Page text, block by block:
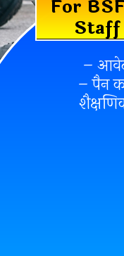
For
Staff
–
– पैन